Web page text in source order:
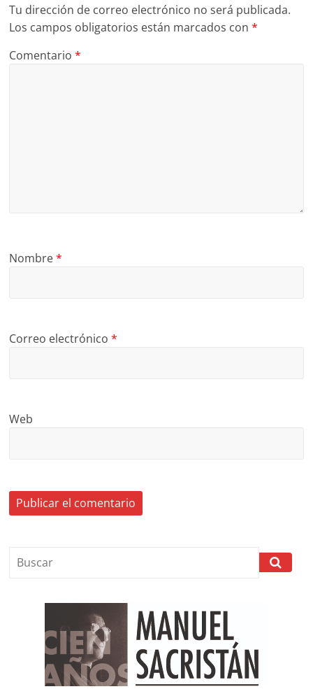
Tu dirección de correo electrónico no será publicada.
Los campos obligatorios están marcados con*
Comentario*
Nombre*
Correo electrónico*
Web